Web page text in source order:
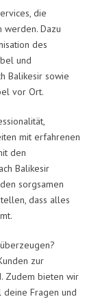
die
Dazu
des
und
Balikesir sowie
vor Ort.
mit erfahrenen
den
Balikesir
sorgsamen
dass alles
zur
Zudem bieten wir
Fragen und